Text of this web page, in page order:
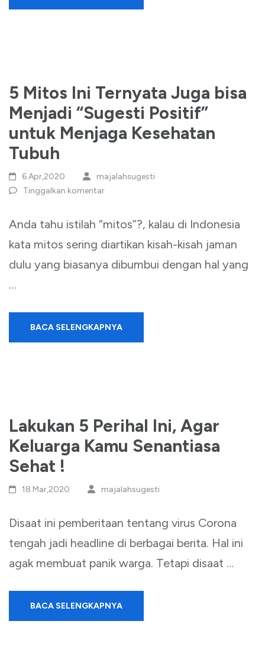
5 Mitos Ini Ternyata Juga bisa
Menjadi “Sugesti Positif”
untuk Menjaga Kesehatan
Tubuh
6 Apr,2020
majalahsugesti
Tinggalkan komentar
Anda tahu istilah “mitos”?, kalau di Indonesia
kata mitos sering diartikan kisah-kisah jaman
dulu yang biasanya dibumbui dengan hal yang
…
BACA SELENGKAPNYA
Lakukan 5 Perihal Ini, Agar
Keluarga Kamu Senantiasa
Sehat !
18 Mar,2020 majalahsugesti
Disaat ini pemberitaan tentang virus Corona
tengah jadi headline di berbagai berita. Hal ini
agak membuat panik warga. Tetapi disaat …
BACA SELENGKAPNYA